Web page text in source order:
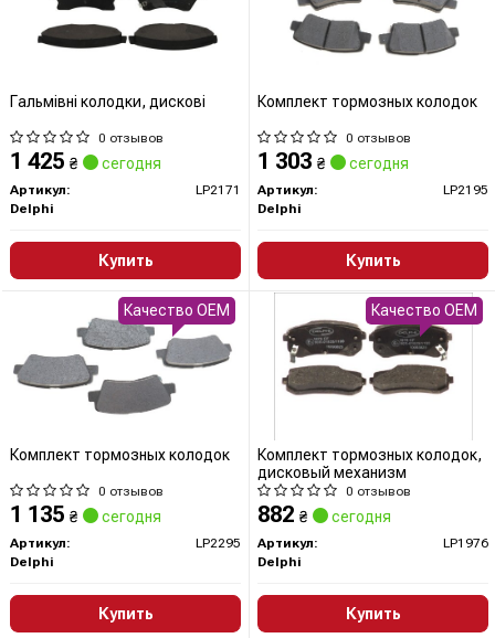
Гальмівні колодки, дискові
0 отзывов
1 425 ₴ сегодня
Артикул:
LP2171
Delphi
Купить
Комплект тормозных колодок
0 отзывов
1 303 ₴ сегодня
Артикул:
LP2195
Delphi
Купить
Комплект тормозных колодок
0 отзывов
1 135 ₴ сегодня
Артикул:
LP2295
Delphi
Купить
Качество OEM
Комплект тормозных колодок,
дисковый механизм
0 отзывов
882 ₴ сегодня
Артикул:
LP1976
Delphi
Купить
Качество OEM